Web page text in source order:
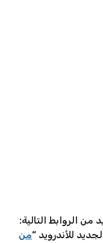
الروابط التالية:
للأندرويد “من